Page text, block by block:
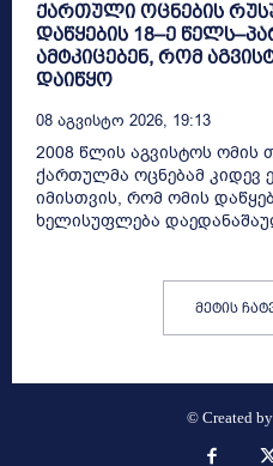
ქართული ოცნების
დაწყების 18–ე
ამტკიცებენ, რომ
დაიწყო
08 Აგვისტო 2026, 19:13
2008 წლის აგვისტოს ომის
ქართულმა ოცნებამ კიდევ
იმისთვის, რომ ომის
ხელისუფლება
მეტის
© Created by